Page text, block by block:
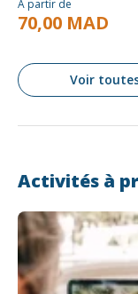
À partir de
70,00 MAD
Voir
Activités à